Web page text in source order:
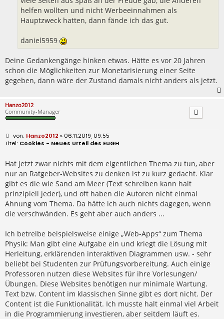
helfen wollten und nicht Werbeeinnahmen als
Hauptzweck hatten, dann fände ich das gut.
daniel5959
Deine Gedankengänge hinken etwas. Hätte es vor 20 Jahren
schon die Möglichkeiten zur Monetarisierung einer Seite
gegeben, dann wäre der Zustand damals nicht anders als jetzt.
Hanzo2012
Community-Manager
B
e
i
r
a
g
Hanzo2012 » 06.11.2019, 09:55
Cookies - Neues Urteil des EuGH
Hat jetzt zwar nichts mit dem eigentlichen Thema zu tun, aber
nur an Ratgeber-Websites zu denken ist zu kurz gedacht. Klar
gibt es die wie Sand am Meer (Text schreiben kann halt
prinzipiell jeder), und oft haben die Autoren nicht einmal
Ahnung vom Thema. Da hätte ich auch nichts dagegen, wenn
die verschwänden. Es geht aber auch anders ...
Ich betreibe beispielsweise einige „Web-Apps“ zum Thema
Physik: Man gibt eine Aufgabe ein und kriegt die Lösung mit
Herleitung, erklärenden interaktiven Diagrammen usw. - sehr
beliebt bei Studenten zur Prüfungsvorbereitung. Auch einige
Professoren nutzen diese Websites für ihre Vorlesungen/
Übungen. Diese Websites benötigen nur minimale Wartung.
Text bzw. Content im klassischen Sinne gibt es dort nicht. Der
Content ist die Funktionalität. Ich musste halt einmal viel Arbeit
in die Programmierung investieren, aber seitdem läuft es.